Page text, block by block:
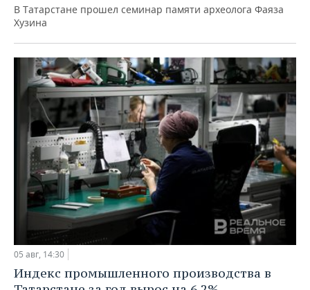
В Татарстане прошел семинар памяти археолога Фаяза
Хузина
05 авг, 14:30
Индекс промышленного производства в